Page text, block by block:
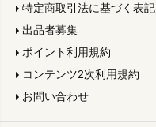
特定商取引法に基づく表記
出品者募集
ポイント利用規約
コンテンツ2次利用規約
お問い合わせ